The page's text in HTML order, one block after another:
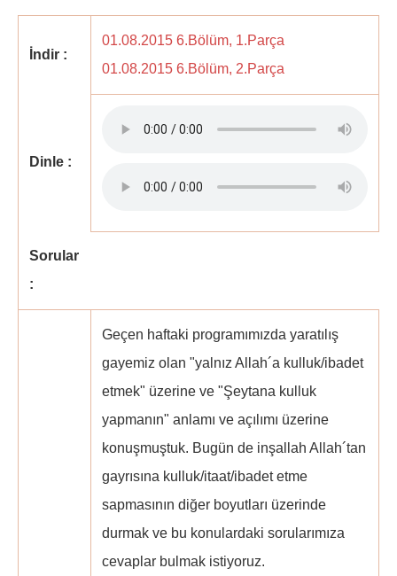
İndir :
01.08.2015 6.Bölüm, 1.Parça
01.08.2015 6.Bölüm, 2.Parça
Dinle :
Sorular
:
Geçen haftaki programımızda yaratılış
gayemiz olan "yalnız Allah´a kulluk/ibadet
etmek" üzerine ve "Şeytana kulluk
yapmanın" anlamı ve açılımı üzerine
konuşmuştuk. Bugün de inşallah Allah´tan
gayrısına kulluk/itaat/ibadet etme
sapmasının diğer boyutları üzerinde
durmak ve bu konulardaki sorularımıza
cevaplar bulmak istiyoruz.